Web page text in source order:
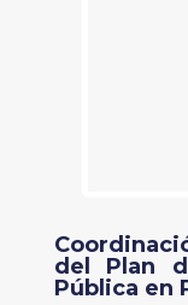
del Plan
Pública en